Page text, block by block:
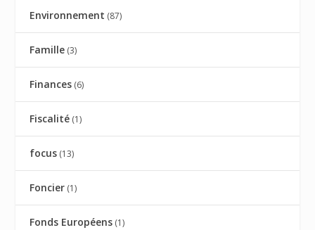
Environnement (87)
Famille (3)
Finances (6)
Fiscalité (1)
focus (13)
Foncier (1)
Fonds Européens (1)